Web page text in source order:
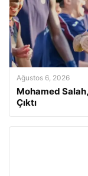
Ağustos 6, 2026
Mohamed
Çıktı